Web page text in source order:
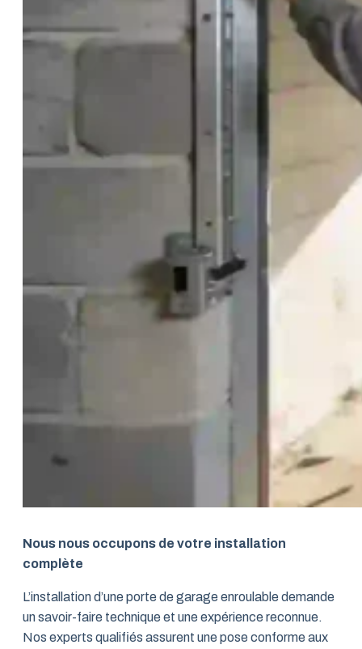
Nous nous occupons de votre installation
complète
L’installation d’une porte de garage enroulable demande
un savoir-faire technique et une expérience reconnue.
Nos experts qualifiés assurent une pose conforme aux